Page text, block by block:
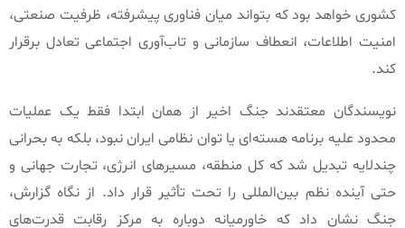
کشوری خواهد بود که بتواند میان فناوری پیشرفته، ظرفیت صنعتی،
امنیت اطلاعات، انعطاف سازمانی و تاب‌آوری اجتماعی تعادل برقرار
کند.
نویسندگان معتقدند جنگ اخیر از همان ابتدا فقط یک عملیات
محدود علیه برنامه هسته‌ای یا توان نظامی ایران نبود، بلکه به بحرانی
چندلایه تبدیل شد که کل منطقه، مسیرهای انرژی، تجارت جهانی و
حتی آینده نظم بین‌المللی را تحت تأثیر قرار داد. از نگاه گزارش،
جنگ نشان داد که خاورمیانه دوباره به مرکز رقابت قدرت‌های